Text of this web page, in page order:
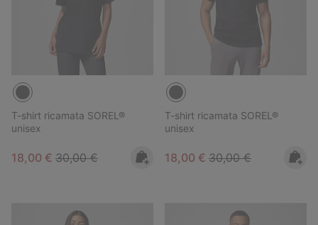
T-shirt ricamata SOREL®
unisex
Sale price:
18,00 € Regular price:
30,00 €
T-shirt ricamata SOREL®
unisex
Sale price:
18,00 € Regular price:
30,00 €